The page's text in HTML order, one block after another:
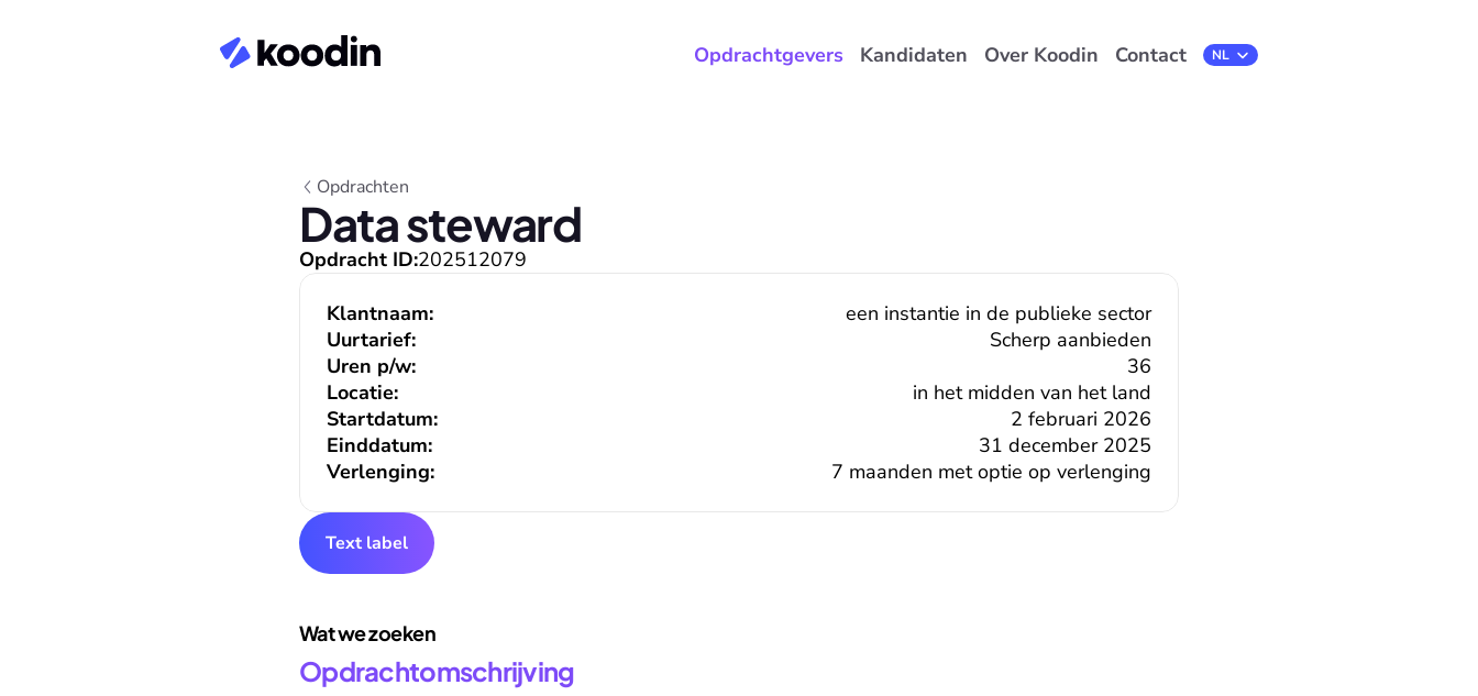
Opdrachtgevers Kandidaten Over Koodin Contact Select Language
NL
Opdrachten
Data steward
Opdracht ID:202512079
Startdatum:
2 februari 2026
Einddatum:
31 december 2025
Verlenging:
7 maanden met optie op verlenging
Klantnaam:
een instantie in de publieke sector
Uurtarief:
Scherp aanbieden
Uren p/w:
36
Locatie:
in het midden van het land
Text label
Wat we zoeken
Opdrachtomschrijving